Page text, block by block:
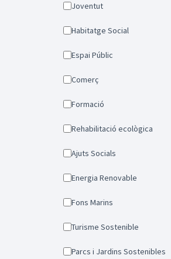
Joventut
Habitatge Social
Espai Públic
Comerç
Formació
Rehabilitació ecològica
Ajuts Socials
Energia Renovable
Fons Marins
Turisme Sostenible
Parcs i Jardins Sostenibles